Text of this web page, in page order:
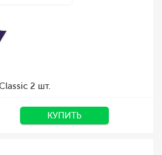
2 шт.
КУПИТЬ